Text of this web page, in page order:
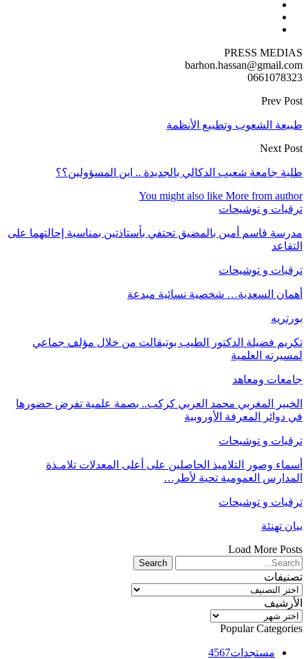
PRESS MEDIAS
barhon.hassan@gmail.com
0661078323
Prev Post
طبيعة الشعوب وتطبيع الأنظمة
Next Post
طلبة جامعة شعيب الدكالي بالجديدة .. اين المسؤولين؟؟
You might also like More from author
ترقيات و توشيحات
مدرسة قاسم أمين بالمضيق تحتفي بأستاذتين بمناسبة إحالتهما على
التقاعد
ترقيات و توشيحات
أهمان السعدية… شخصية نسائية مبدعة
بورتريه
تكريم فضيلة الدكتور الطيب بوتبقالت من خلال مؤلف جماعي
لمسيرته العلمية
جامعات ومعاهد
الخبير المغربي محمد العربي كركب.. بصمة علمية تفرض حضورها
في دوائر المعرفة الأوروبية
ترقيات و توشيحات
أسماء وصور التلاميذ الحاصلين على أعلى المعدلات تلامـذة
المدارس العمومية تحية لأطر…
ترقيات و توشيحات
بيان تهنئة
Load More Posts
تصنيفات
تصنيفات
الأرشيف
الأرشيف
Popular Categories
مستجدات4567